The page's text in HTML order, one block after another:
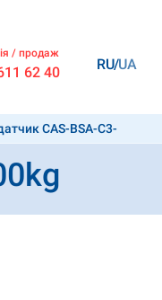
/ продаж
62 40 RU UA
CAS-BSA-C3-